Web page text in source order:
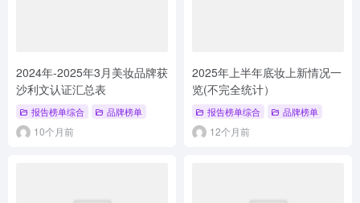
2024年-2025年3月美妆品牌获
沙利文认证汇总表
报告榜单综合 品牌榜单
10个月前
2025年上半年底妆上新情况一
览(不完全统计）
报告榜单综合 品牌榜单
12个月前